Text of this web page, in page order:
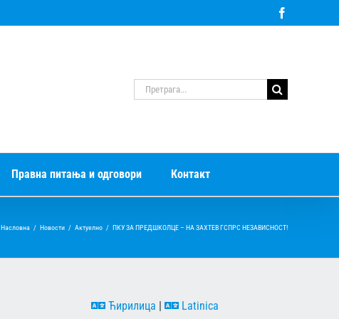
Претрага
за:
Правна питања и одговори Контакт
Насловна / Новости / Актуелно / ПКУ ЗА ПРЕДШКОЛЦЕ – НА ЗАХТЕВ ГСПРС НЕЗАВИСНОСТ!
Ћирилица Latinica